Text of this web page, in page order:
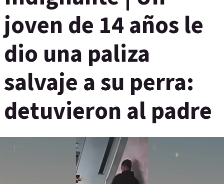
joven de 14 años le
dio una paliza
salvaje a su perra:
detuvieron al padre